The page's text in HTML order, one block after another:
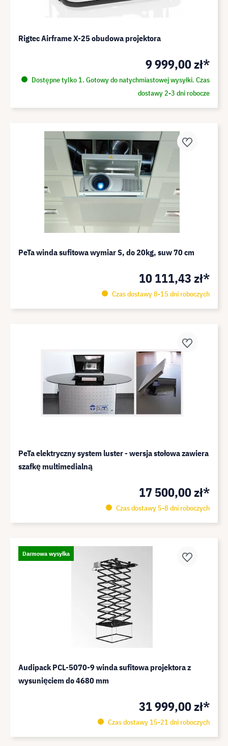
Rigtec Airframe X-25 obudowa projektora
9 999,00 zł*
Dostępne tylko 1. Gotowy do natychmiastowej wysyłki. Czas
dostawy 2-3 dni robocze
PeTa winda sufitowa wymiar S, do 20kg, suw 70 cm
10 111,43 zł*
Czas dostawy 8-15 dni roboczych
PeTa elektryczny system luster - wersja stołowa zawiera
szafkę multimedialną
17 500,00 zł*
Czas dostawy 5-8 dni roboczych
Darmowa wysyłka
Audipack PCL-5070-9 winda sufitowa projektora z
wysunięciem do 4680 mm
31 999,00 zł*
Czas dostawy 15-21 dni roboczych